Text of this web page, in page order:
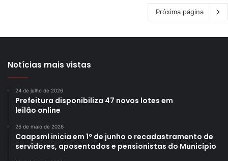
Próxima página
Notícias mais vistas
24 de julho de 2026
Prefeitura disponibiliza 47 novos lotes em
leilão online
26 de maio de 2026
Caapsml inicia em 1º de junho o recadastramento de
servidores, aposentados e pensionistas do Município